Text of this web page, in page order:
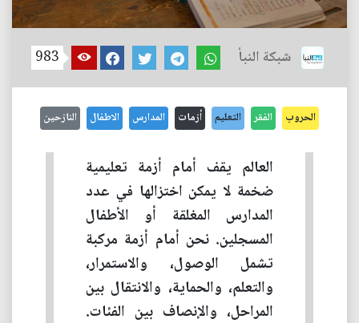
شبكة النبأ 983
الحروب الفقر التعليم أزمات المدارس الاطفال النازحين
العالم يقف أمام أزمة تعليمية
ضخمة لا يمكن اختزالها في عدد
المدارس المغلقة أو الأطفال
المسجلين. نحن أمام أزمة مركبة
تشمل الوصول، والاستمرار،
والتعلم، والحماية، والانتقال بين
المراحل، والإنصاف بين الفئات.